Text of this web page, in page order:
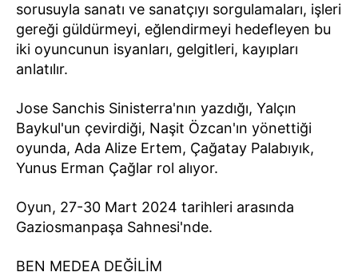
sorusuyla sanatı ve sanatçıyı sorgulamaları, işleri
gereği güldürmeyi, eğlendirmeyi hedefleyen bu
iki oyuncunun isyanları, gelgitleri, kayıpları
anlatılır.
Jose Sanchis Sinisterra'nın yazdığı, Yalçın
Baykul'un çevirdiği, Naşit Özcan'ın yönettiği
oyunda, Ada Alize Ertem, Çağatay Palabıyık,
Yunus Erman Çağlar rol alıyor.
Oyun, 27-30 Mart 2024 tarihleri arasında
Gaziosmanpaşa Sahnesi'nde.
BEN MEDEA DEĞİLİM